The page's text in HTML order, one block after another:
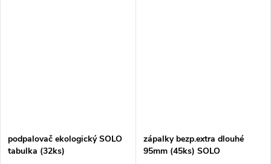
podpalovač ekologický SOLO
tabulka (32ks)
zápalky bezp.extra dlouhé
95mm (45ks) SOLO